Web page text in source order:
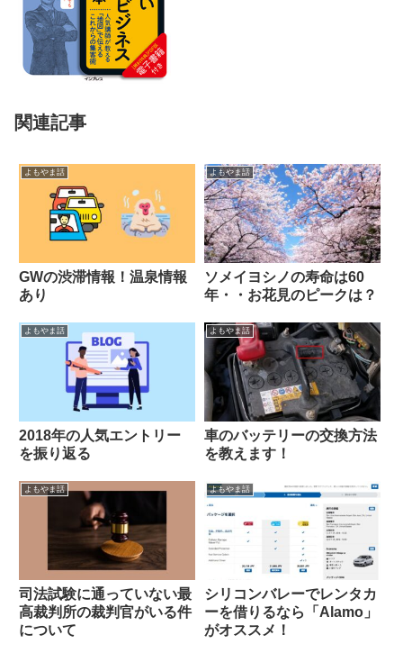
関連記事
よもやま話
GWの渋滞情報！温泉情報
あり
よもやま話
ソメイヨシノの寿命は60
年・・お花見のピークは？
よもやま話
2018年の人気エントリー
を振り返る
よもやま話
車のバッテリーの交換方法
を教えます！
よもやま話
司法試験に通っていない最
高裁判所の裁判官がいる件
について
よもやま話
シリコンバレーでレンタカ
ーを借りるなら「Alamo」
がオススメ！